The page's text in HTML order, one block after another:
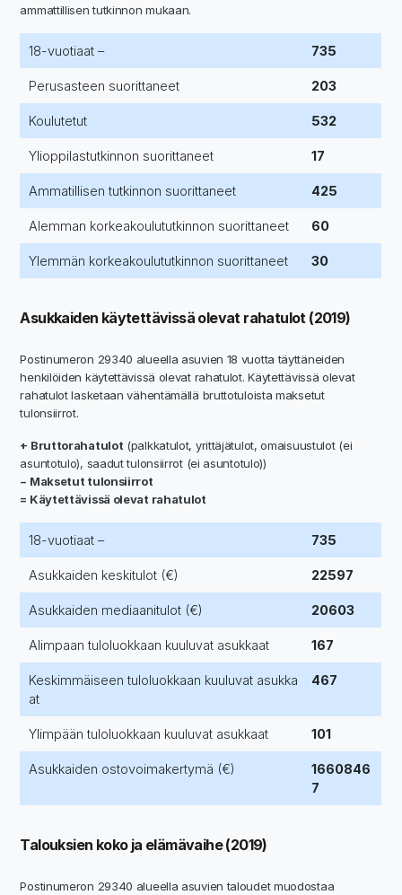
ammattillisen tutkinnon mukaan.
18-vuotiaat – 735
Perusasteen suorittaneet 203
Koulutetut 532
Ylioppilastutkinnon suorittaneet 17
Ammatillisen tutkinnon suorittaneet 425
Alemman korkeakoulututkinnon suorittaneet 60
Ylemmän korkeakoulututkinnon suorittaneet 30
Asukkaiden käytettävissä olevat rahatulot (2019)
Postinumeron 29340 alueella asuvien 18 vuotta täyttäneiden
henkilöiden käytettävissä olevat rahatulot. Käytettävissä olevat
rahatulot lasketaan vähentämällä bruttotuloista maksetut
tulonsiirrot.
+ Bruttorahatulot (palkkatulot, yrittäjätulot, omaisuustulot (ei
asuntotulo), saadut tulonsiirrot (ei asuntotulo))
− Maksetut tulonsiirrot
= Käytettävissä olevat rahatulot
18-vuotiaat – 735
Asukkaiden keskitulot (€) 22597
Asukkaiden mediaanitulot (€) 20603
Alimpaan tuloluokkaan kuuluvat asukkaat 167
Keskimmäiseen tuloluokkaan kuuluvat asukka
at
467
Ylimpään tuloluokkaan kuuluvat asukkaat 101
Asukkaiden ostovoimakertymä (€)
1660846
7
Talouksien koko ja elämävaihe (2019)
Postinumeron 29340 alueella asuvien taloudet muodostaa